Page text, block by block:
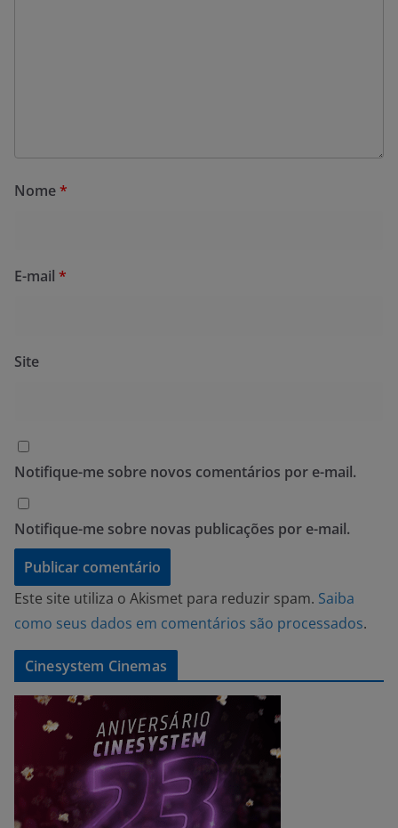
Nome*
E-mail *
Site
Notifique-me sobre novos comentários por e-mail.
Notifique-me sobre novas publicações por e-mail.
Este site utiliza o Akismet para reduzir spam. Saiba
como seus dados em comentários são processados.
Cinesystem Cinemas